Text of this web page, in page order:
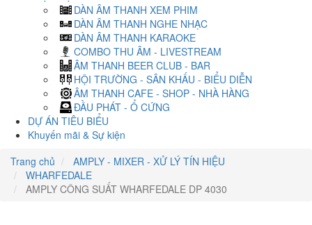
DÀN ÂM THANH XEM PHIM
DÀN ÂM THANH NGHE NHẠC
DÀN ÂM THANH KARAOKE
COMBO THU ÂM - LIVESTREAM
ÂM THANH BEER CLUB - BAR
HỘI TRƯỜNG - SÂN KHẤU - BIỂU DIỄN
ÂM THANH CAFE - SHOP - NHÀ HÀNG
ĐẦU PHÁT - Ổ CỨNG
DỰ ÁN TIÊU BIỂU
Khuyến mãi & Sự kiện
Trang chủ
AMPLY - MIXER - XỬ LÝ TÍN HIỆU
WHARFEDALE
AMPLY CÔNG SUẤT WHARFEDALE DP 4030